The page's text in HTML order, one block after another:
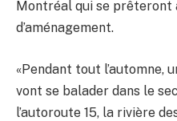
Montréal qui se prêteront
d’aménagement.
«Pendant tout l’automne,
vont se balader dans le
l’autoroute 15, la rivière